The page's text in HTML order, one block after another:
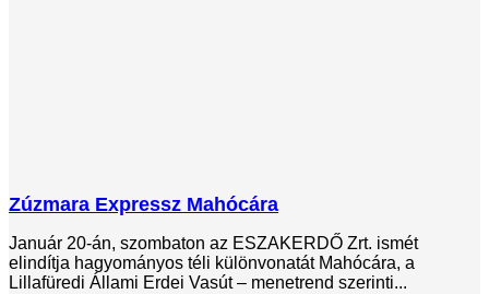
Zúzmara Expressz Mahócára
Január 20-án, szombaton az ESZAKERDŐ Zrt. ismét
elindítja hagyományos téli különvonatát Mahócára, a
Lillafüredi Állami Erdei Vasút – menetrend szerinti...